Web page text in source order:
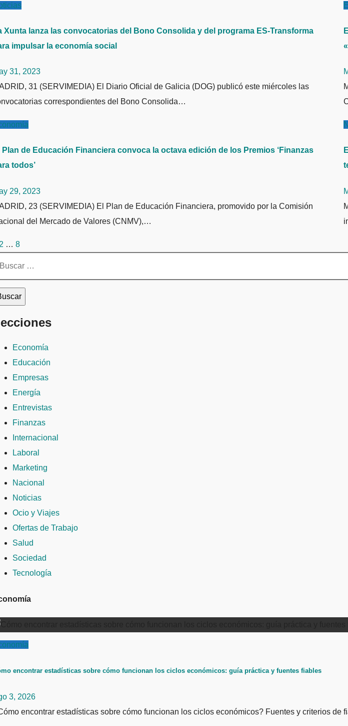
Xunta lanza las convocatorias del Bono Consolida y del programa ES-Transforma
impulsar la economía social
31, 2023
correspondientes del Bono Consolida…
MADRID, 31 (SERVIMEDIA) El presidente
Plan de Educación Financiera convoca la octava edición de los Premios ‘Finanzas
todos’
29, 2023
del Mercado de Valores (CNMV),…
MADRID, 23 (SERVIMEDIA) El Consejo de
… 8
Economía
Educación
Empresas
Energía
Entrevistas
Finanzas
Internacional
Laboral
Marketing
Nacional
Noticias
Ocio y Viajes
Ofertas de Trabajo
Salud
Sociedad
Tecnología
encontrar estadísticas sobre cómo funcionan los ciclos económicos: guía práctica y fuentes fiables
3, 2026
encontrar estadísticas sobre cómo funcionan los ciclos económicos? Fuentes y criterios